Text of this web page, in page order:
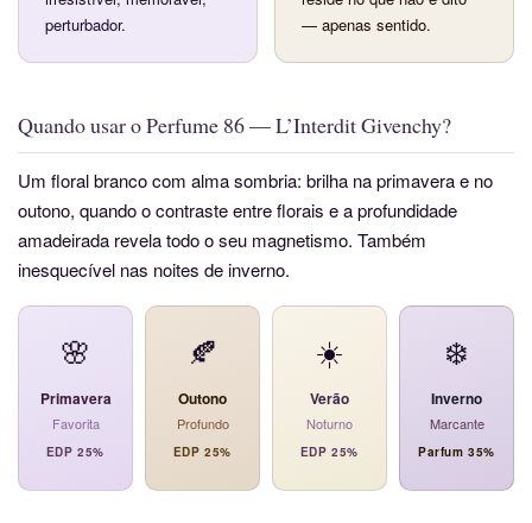
perturbador.
— apenas sentido.
Quando usar o Perfume 86 — L’Interdit Givenchy?
Um floral branco com alma sombria: brilha na primavera e no
outono, quando o contraste entre florais e a profundidade
amadeirada revela todo o seu magnetismo. Também
inesquecível nas noites de inverno.
🌸
Primavera
Favorita
EDP 25%
🍂
Outono
Profundo
EDP 25%
☀️
Verão
Noturno
EDP 25%
❄️
Inverno
Marcante
Parfum 35%